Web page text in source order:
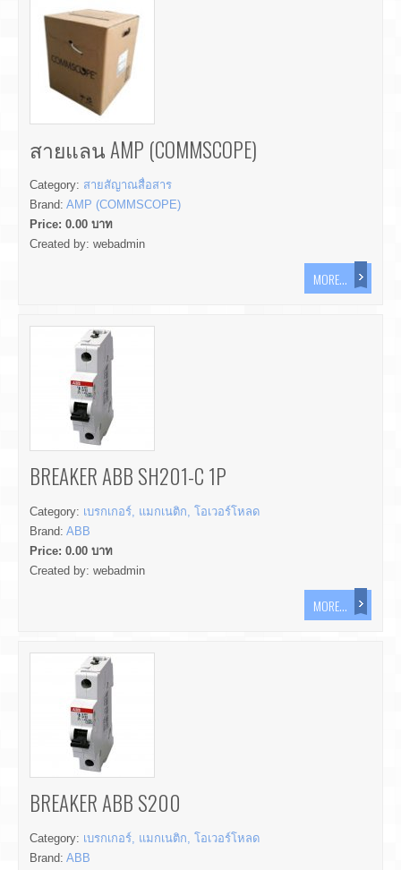
สายแลน AMP (COMMSCOPE)
Category: สายสัญาณสื่อสาร
Brand: AMP (COMMSCOPE)
Price: 0.00 บาท
Created by: webadmin
MORE...
BREAKER ABB SH201-C 1P
Category: เบรกเกอร์, แมกเนติก, โอเวอร์โหลด
Brand: ABB
Price: 0.00 บาท
Created by: webadmin
MORE...
BREAKER ABB S200
Category: เบรกเกอร์, แมกเนติก, โอเวอร์โหลด
Brand: ABB